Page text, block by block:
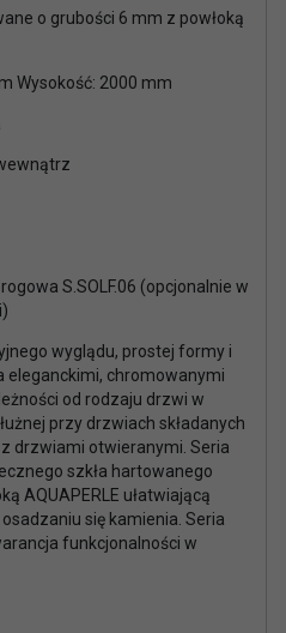
o grubości 6 mm z powłoką
Wysokość: 2000 mm
S.SOLF.06 (opcjonalnie w
wyglądu, prostej formy i
eleganckimi, chromowanymi
od rodzaju drzwi w
przy drzwiach składanych
drzwiami otwieranymi. Seria
szkła hartowanego
AQUAPERLE ułatwiającą
się kamienia. Seria
funkcjonalności w